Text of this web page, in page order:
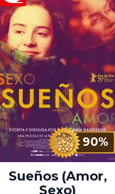
90%
Sueños (Amor,
Sexo)